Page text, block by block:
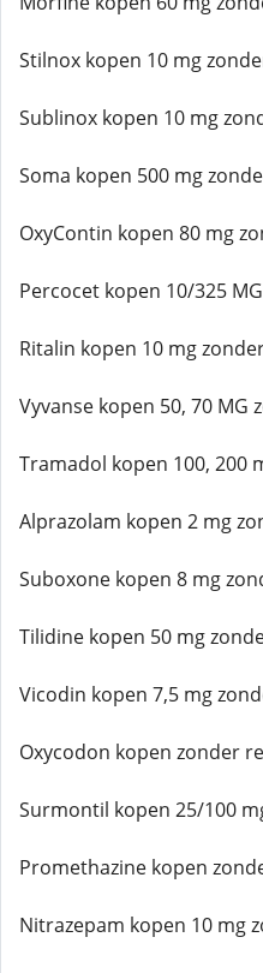
Stilnox kopen 10 mg
Sublinox kopen 10 mg
Soma kopen 500 mg
OxyContin kopen 80 mg
Percocet kopen 10/325
Ritalin kopen 10 mg
Vyvanse kopen 50, 70 MG
Tramadol kopen 100, 200
Alprazolam kopen 2 mg
Suboxone kopen 8 mg
Tilidine kopen 50 mg
Vicodin kopen 7,5 mg
Oxycodon kopen zonder
Surmontil kopen 25/100
Promethazine kopen
Nitrazepam kopen 10 mg